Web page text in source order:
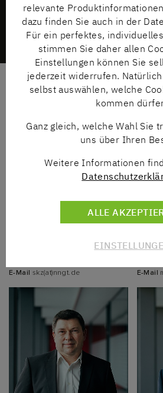
SPRECHEN SIE UNS AN
E-Mail skz(at)nngt.de
E-Mail
relevante
dazu finden Sie auch in der
Für ein perfektes,
stimmen Sie daher allen
Einstellungen können Sie
jederzeit widerrufen.
selbst auswählen, welche
kommen
Ganz gleich, welche Wahl Sie
uns über Ihren
Weitere Informationen
ALLE